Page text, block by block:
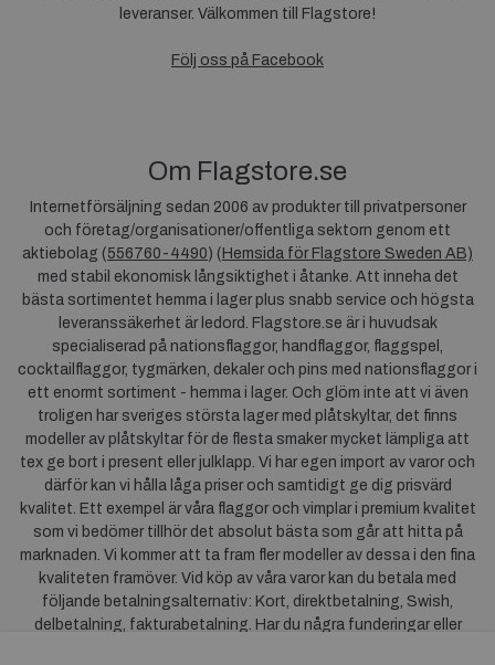
leveranser. Välkommen till Flagstore!
Följ oss på Facebook
Om Flagstore.se
Internetförsäljning sedan 2006 av produkter till privatpersoner
och företag/organisationer/offentliga sektorn genom ett
aktiebolag (556760-4490) ( Hemsida för Flagstore Sweden AB)
med stabil ekonomisk långsiktighet i åtanke. Att inneha det
bästa sortimentet hemma i lager plus snabb service och högsta
leveranssäkerhet är ledord. Flagstore.se är i huvudsak
specialiserad på nationsflaggor, handflaggor, flaggspel,
cocktailflaggor, tygmärken, dekaler och pins med nationsflaggor i
ett enormt sortiment - hemma i lager. Och glöm inte att vi även
troligen har sveriges största lager med plåtskyltar, det finns
modeller av plåtskyltar för de flesta smaker mycket lämpliga att
tex ge bort i present eller julklapp. Vi har egen import av varor och
därför kan vi hålla låga priser och samtidigt ge dig prisvärd
kvalitet. Ett exempel är våra flaggor och vimplar i premium kvalitet
som vi bedömer tillhör det absolut bästa som går att hitta på
marknaden. Vi kommer att ta fram fler modeller av dessa i den fina
kvaliteten framöver. Vid köp av våra varor kan du betala med
följande betalningsalternativ: Kort, direktbetalning, Swish,
delbetalning, fakturabetalning. Har du några funderingar eller